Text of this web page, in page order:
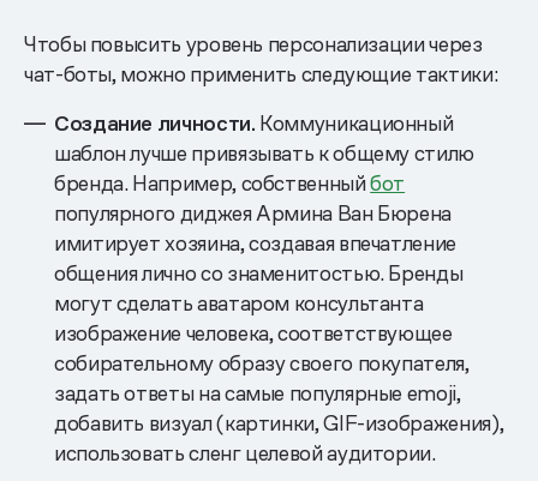
Чтобы повысить уровень персонализации через
чат-боты, можно применить следующие тактики:
Создание личности. Коммуникационный
шаблон лучше привязывать к общему стилю
бренда. Например, собственныйбот
популярного диджея Армина Ван Бюрена
имитирует хозяина, создавая впечатление
общения лично со знаменитостью. Бренды
могут сделать аватаром консультанта
изображение человека, соответствующее
собирательному образу своего покупателя,
задать ответы на самые популярные emoji,
добавить визуал (картинки, GIF-изображения),
использовать сленг целевой аудитории.